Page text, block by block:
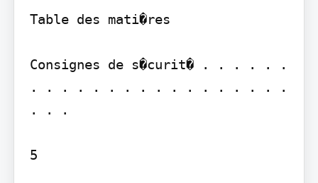
Table des mati�res
Consignes de s�curit� . . . . . .
. . . . . . . . . . . . . . . . .
. . .
5